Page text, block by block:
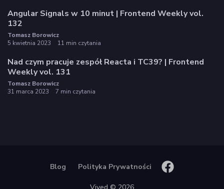
Angular Signals w 10 minut | Frontend Weekly vol.
132
Tomasz Borowicz
5 kwietnia 2023
11 min czytania
Nad czym pracuje zespół Reacta i TC39? | Frontend
Weekly vol. 131
Tomasz Borowicz
31 marca 2023
7 min czytania
Blog Polityka Prywatności